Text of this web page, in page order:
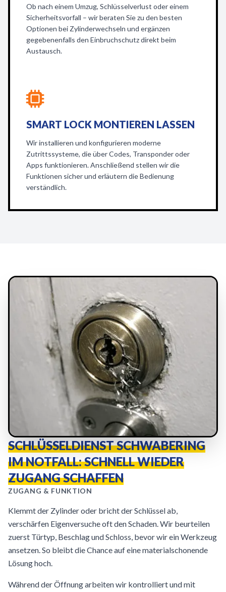
Ob nach einem Umzug, Schlüsselverlust oder einem
Sicherheitsvorfall – wir beraten Sie zu den besten
Optionen bei Zylinderwechseln und ergänzen
gegebenenfalls den Einbruchschutz direkt beim
Austausch.
SMART LOCK MONTIEREN LASSEN
Wir installieren und konfigurieren moderne
Zutrittssysteme, die über Codes, Transponder oder
Apps funktionieren. Anschließend stellen wir die
Funktionen sicher und erläutern die Bedienung
verständlich.
SCHLÜSSELDIENST SCHWABERING
IM NOTFALL: SCHNELL WIEDER
ZUGANG SCHAFFEN
ZUGANG & FUNKTION
Klemmt der Zylinder oder bricht der Schlüssel ab,
verschärfen Eigenversuche oft den Schaden. Wir beurteilen
zuerst Türtyp, Beschlag und Schloss, bevor wir ein Werkzeug
ansetzen. So bleibt die Chance auf eine materialschonende
Lösung hoch.
Während der Öffnung arbeiten wir kontrolliert und mit